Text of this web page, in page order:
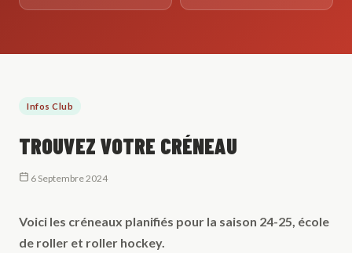
Infos Club
TROUVEZ VOTRE CRÉNEAU
6 Septembre 2024
Voici les créneaux planifiés pour la saison 24-25, école
de roller et roller hockey.